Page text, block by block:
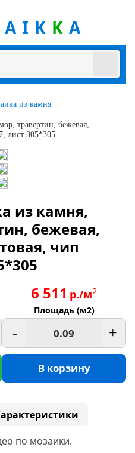
K A
из камня
травертин, бежевая,
лист 305*305
из камня,
бежевая,
чип
6 511 р./м2
Площадь (м2)
- +
В корзину
по мозаики.